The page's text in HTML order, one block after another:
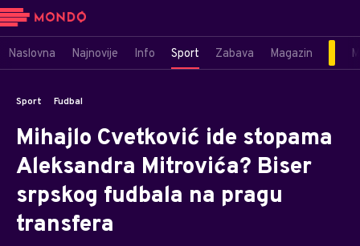
Naslovna Najnovije Info Sport Zabava Magazin
Sport Fudbal
Mihajlo Cvetković ide stopama
Aleksandra Mitrovića? Biser
srpskog fudbala na pragu
transfera